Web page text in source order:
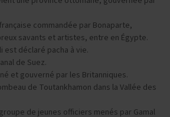
commandée par Bonaparte,
savants et artistes, entre en Égypte.
est déclaré pacha à vie.
de Suez.
et gouverné par les Britanniques.
de Toutankhamon dans la Vallée des
de jeunes officiers menés par Gamal